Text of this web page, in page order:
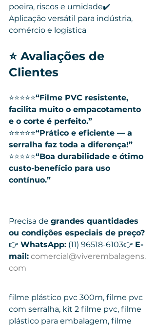
poeira, riscos e umidade✔️
Aplicação versátil para indústria,
comércio e logística
⭐ Avaliações de
Clientes
⭐⭐⭐⭐⭐“Filme PVC resistente,
facilita muito o empacotamento
e o corte é perfeito.”
⭐⭐⭐⭐⭐“Prático e eficiente — a
serralha faz toda a diferença!”
⭐⭐⭐⭐⭐“Boa durabilidade e ótimo
custo-benefício para uso
contínuo.”
Precisa de grandes quantidades
ou condições especiais de preço?
👉 WhatsApp: (11) 96518-6103👉 E-
mail: comercial@viverembalagens.
com
filme plástico pvc 300m, filme pvc
com serralha, kit 2 filme pvc, filme
plástico para embalagem, filme